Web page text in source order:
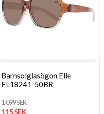
Barnsolglasögon Elle
EL18241-50BR
1 099 SEK
115 SEK